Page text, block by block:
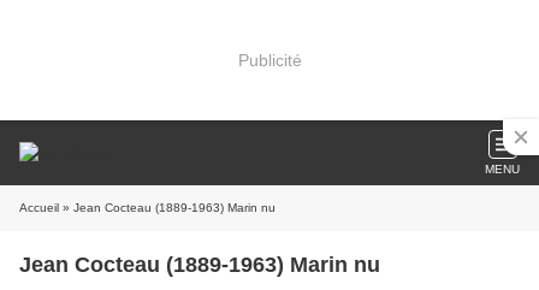
Publicité
MENU
Accueil » Jean Cocteau (1889-1963) Marin nu
Jean Cocteau (1889-1963) Marin nu